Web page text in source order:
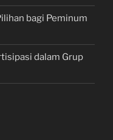
bagi Peminum
dalam Grup